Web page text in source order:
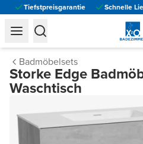
Tiefstpreisgarantie Schnelle
Badmöbelsets
Storke Edge
Waschtisch